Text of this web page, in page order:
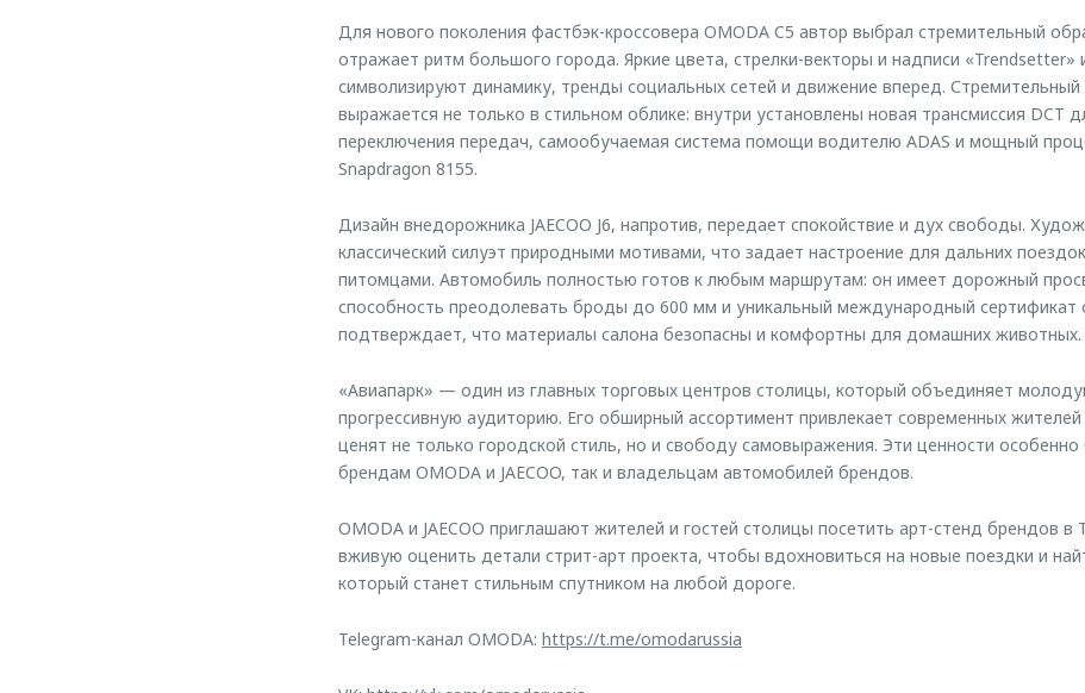
Для нового поколения фастбэк-кроссовера OMODA C5 автор выбрал стремительный
отражает ритм большого города. Яркие цвета, стрелки-векторы и надписи «Trendsetter»
символизируют динамику, тренды социальных сетей и движение вперед. Стремительный
выражается не только в стильном облике: внутри установлены новая трансмиссия DCT
переключения передач, самообучаемая система помощи водителю ADAS и мощный
Snapdragon 8155.
Дизайн внедорожника JAECOO J6, напротив, передает спокойствие и дух свободы.
классический силуэт природными мотивами, что задает настроение для дальних
питомцами. Автомобиль полностью готов к любым маршрутам: он имеет дорожный
способность преодолевать броды до 600 мм и уникальный международный сертификат
подтверждает, что материалы салона безопасны и комфортны для домашних животных.
«Авиапарк» — один из главных торговых центров столицы, который объединяет
прогрессивную аудиторию. Его обширный ассортимент привлекает современных
ценят не только городской стиль, но и свободу самовыражения. Эти ценности особенно
брендам OMODA и JAECOO, так и владельцам автомобилей брендов.
OMODA и JAECOO приглашают жителей и гостей столицы посетить арт-стенд брендов в
вживую оценить детали стрит-арт проекта, чтобы вдохновиться на новые поездки и
который станет стильным спутником на любой дороге.
Telegram-канал OMODA: https://t.me/omodarussia